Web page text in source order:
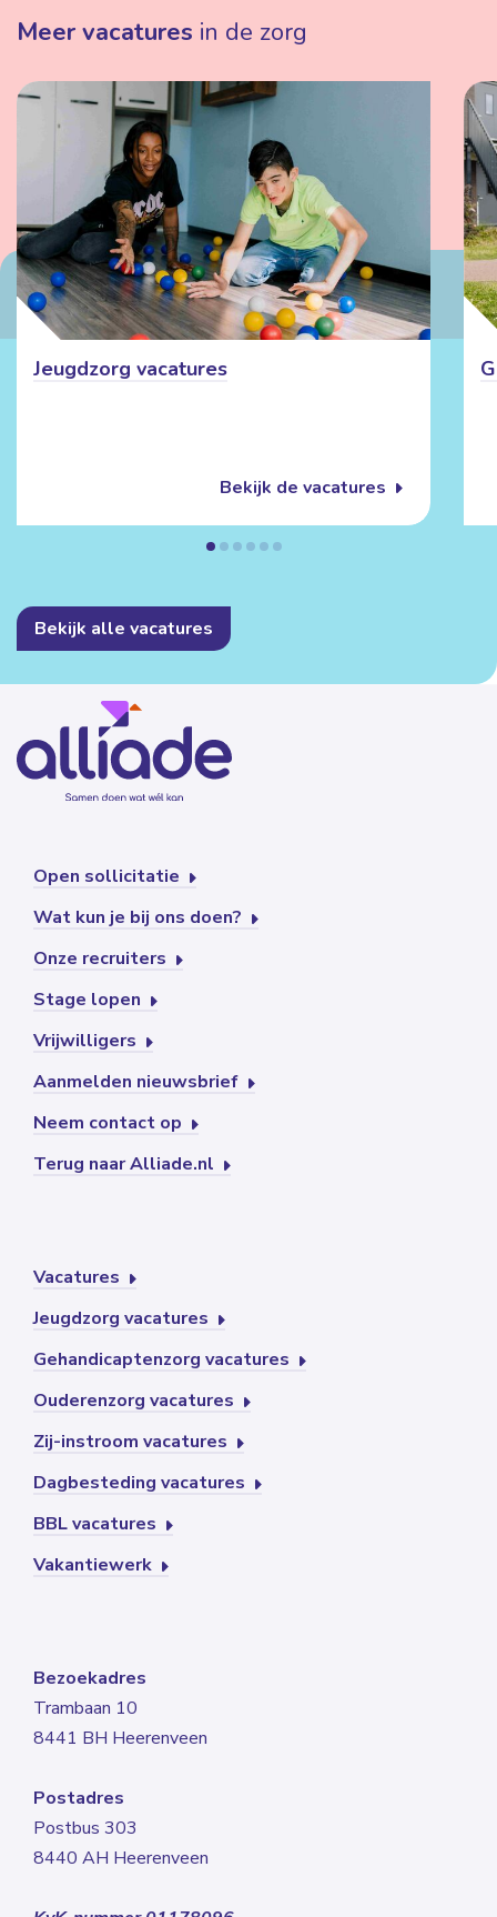
Meer vacatures in de zorg
Jeugdzorg vacatures
Bekijk de vacatures
Bekijk alle vacatures
Open sollicitatie
Wat kun je bij ons doen?
Onze recruiters
Stage lopen
Vrijwilligers
Aanmelden nieuwsbrief
Neem contact op
Terug naar Alliade.nl
Vacatures
Jeugdzorg vacatures
Gehandicaptenzorg vacatures
Ouderenzorg vacatures
Zij-instroom vacatures
Dagbesteding vacatures
BBL vacatures
Vakantiewerk
Bezoekadres
Trambaan 10
8441 BH Heerenveen
Postadres
Postbus 303
8440 AH Heerenveen